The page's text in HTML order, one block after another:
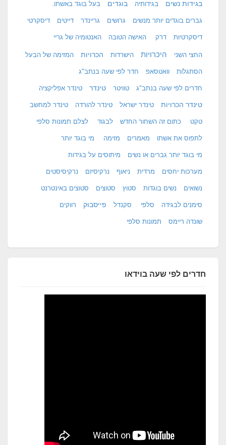
בגידות נשים בגידותיה בוגדים בעל בוגד באשתו.
גברים בוגדים יותר מנשים גרושים גריינדר דייטים דיסקרטי
דיסקרטיות דרק האישה הטובה האנטומיה של גריי
החצי השני היכרויות הישרדות הכרויות המזימה של הבעל
הסתגלות וואטסאפ חדר לפי שעה בנתב"ג
חדרים לפי שעה בנתב"ג טוויטר טינדר טינדר אפליקציה
טינדר הכרויות טינדר ישראל טינדר להורדה טינדר למחשב
טקט כתום זה השחור החדש לבגוד לצלם תמונות סלפי
לתפוס את אשתו מאמרים מזימה מי בוגד יותר
מי בוגד יותר גברים או נשים מיתוסים על בגידות
מערכות יחסים מרדית ניאוף נרקיסיזם נרקיסיסטים
נשואים נשים בוגדות סטוץ סטוצים סטוצים באינטרנט
סימנים לבגידה סלפי סקנדל פייסבוק רווקים
שונדה ריימס תמונות סלפי
חדרים לפי שעה בוידאו